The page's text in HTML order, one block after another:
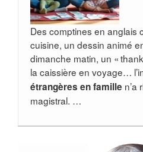
Des comptines en anglais
cuisine, un dessin animé
dimanche matin, un «
la caissière en voyage…
étrangères en famille n’a
magistral. …